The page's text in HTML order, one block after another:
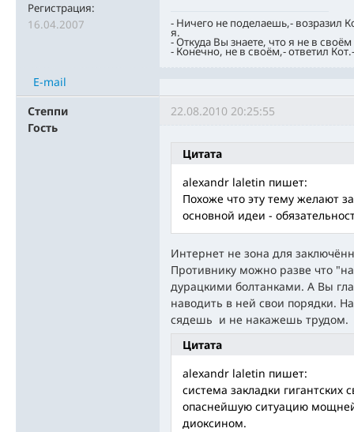
Регистрация:
16.04.2007
- Ничего не поделаешь,- возразил
я.
- Откуда Вы знаете, что я не в
- Конечно, не в своём,- ответил
E-mail
Степпи
Гость
22.08.2010 20:25:55
Цитата
alexandr laletin пишет:
Похоже что эту тему желают
основной идеи -
Интернет не зона для
Противнику можно разве что
дурацкими болтанками. А Вы
наводить в ней свои порядки.
сядешь и не накажешь трудом.
Цитата
alexandr laletin пишет:
система закладки гигантских
опаснейшую ситуацию
диоксином.